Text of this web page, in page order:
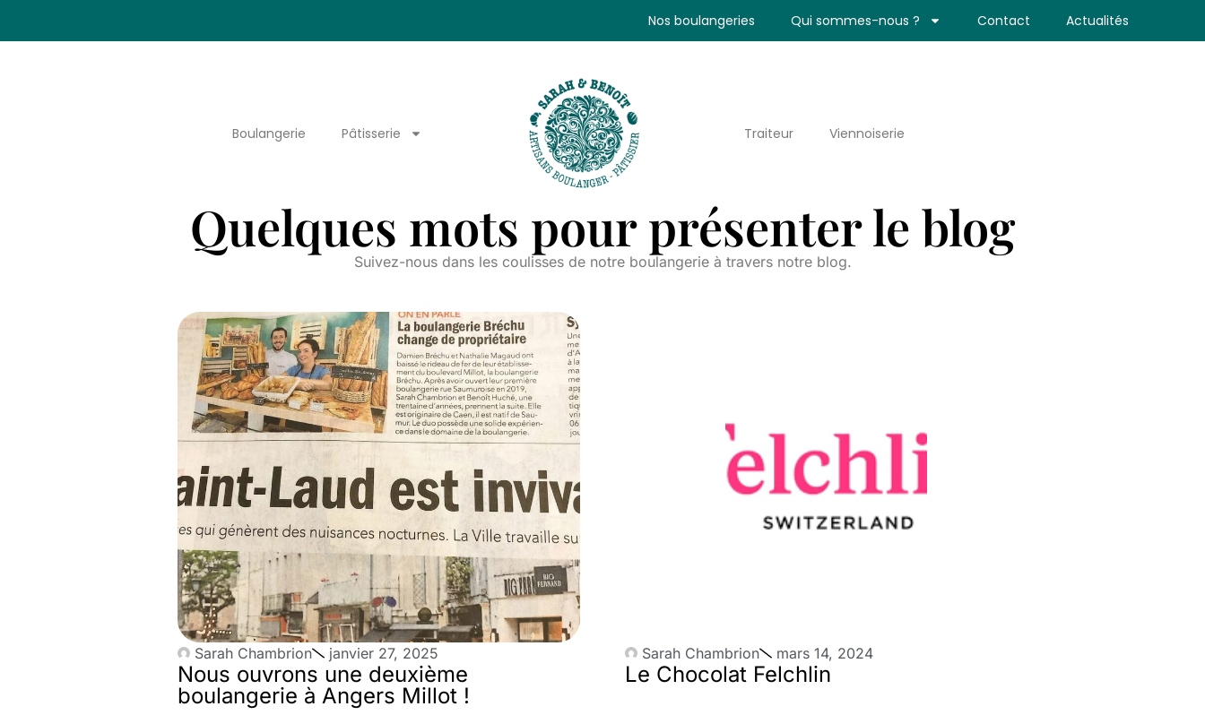
Nos boulangeries Qui sommes-nous ? Contact Actualités
Boulangerie Pâtisserie Traiteur Viennoiserie
Quelques mots pour présenter le blog
Suivez-nous dans les coulisses de notre boulangerie à travers notre blog.
Sarah Chambrion janvier 27, 2025
Nous ouvrons une deuxième
boulangerie à Angers Millot !
Sarah Chambrion mars 14, 2024
Le Chocolat Felchlin